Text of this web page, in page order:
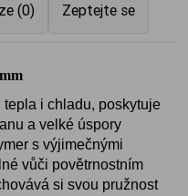
(0) Zeptejte se
i chladu, poskytuje
a velké úspory
s výjimečnými
vůči povětrnostním
si svou pružnost